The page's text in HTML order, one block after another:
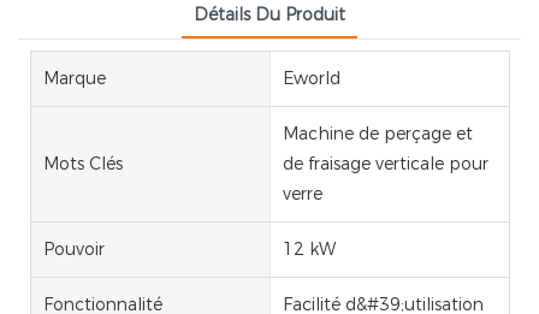
Détails Du Produit
Marque Eworld
Mots Clés
Machine de perçage et
de fraisage verticale pour
verre
Pouvoir 12 kW
Fonctionnalité Facilité d&#39;utilisation